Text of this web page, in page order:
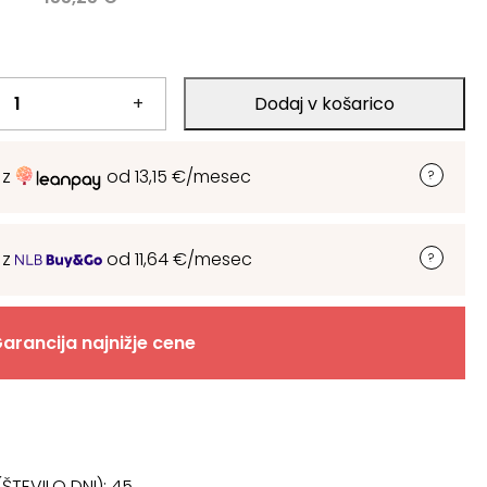
+ Dodaj v košarico
od 13,15 €/mesec
od 11,64€/mesec
najnižje cene